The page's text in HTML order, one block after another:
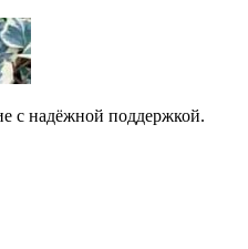
с надёжной поддержкой.